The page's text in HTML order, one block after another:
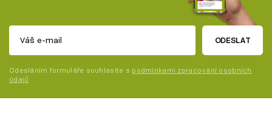
ODESLAT
Odesláním formuláře souhlasíte s podmínkami zpracování osobních
údajů